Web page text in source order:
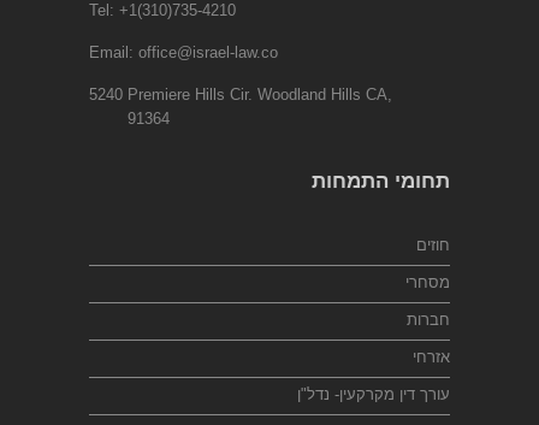
Tel: +1(310)735-4210
Email: office@israel-law.co
5240 Premiere Hills Cir. Woodland Hills CA,
91364
תחומי התמחות
חוזים
מסחרי
חברות
אזרחי
עורך דין מקרקעין- נדל"ן